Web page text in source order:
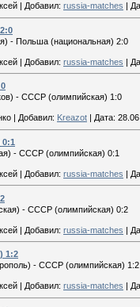
| Добавил: russia-matches |
- Польша (национальная) 2:0
| Добавил: russia-matches |
- СССР (олимпийская) 1:0
Добавил: Kreazot Дата:
- СССР (олимпийская) 0:1
| Добавил: russia-matches |
- СССР (олимпийская) 0:2
| Добавил: russia-matches |
1:2
- СССР (олимпийская) 1:2
Добавил: russia-matches